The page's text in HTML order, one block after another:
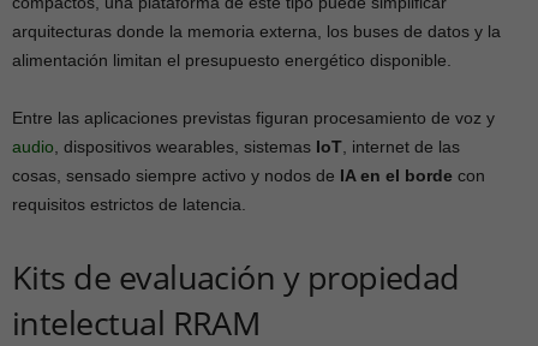
arquitecturas donde la memoria externa, los buses de datos y la
alimentación limitan el presupuesto energético disponible.
Entre las aplicaciones previstas figuran procesamiento de voz y
audio , dispositivos wearables, sistemas IoT , internet de las
cosas, sensado siempre activo y nodos de IA en el borde con
requisitos estrictos de latencia.
Kits de evaluación y propiedad
intelectual RRAM